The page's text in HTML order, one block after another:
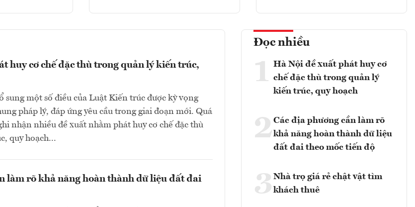
huy cơ chế đặc thù trong quản lý kiến trúc,
sung một số điều của Luật Kiến trúc được kỳ vọng
pháp lý, đáp ứng yêu cầu trong giai đoạn mới. Quá
nhận nhiều đề xuất nhằm phát huy cơ chế đặc thù
quy hoạch...
làm rõ khả năng hoàn thành dữ liệu đất đai
Đọc nhiều
1 Hà Nội đề xuất phát huy cơ
chế đặc thù trong quản lý
kiến trúc, quy hoạch
2Các địa phương cần làm rõ
khả năng hoàn thành dữ liệu
đất đai theo mốc tiến độ
3 Nhà trọ giá rẻ chật vật tìm
khách thuê